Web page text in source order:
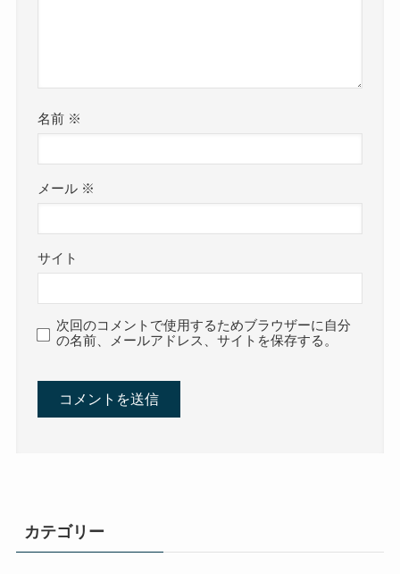
名前 ※
メール ※
サイト
次回のコメントで使用するためブラウザーに自分
の名前、メールアドレス、サイトを保存する。
カテゴリー